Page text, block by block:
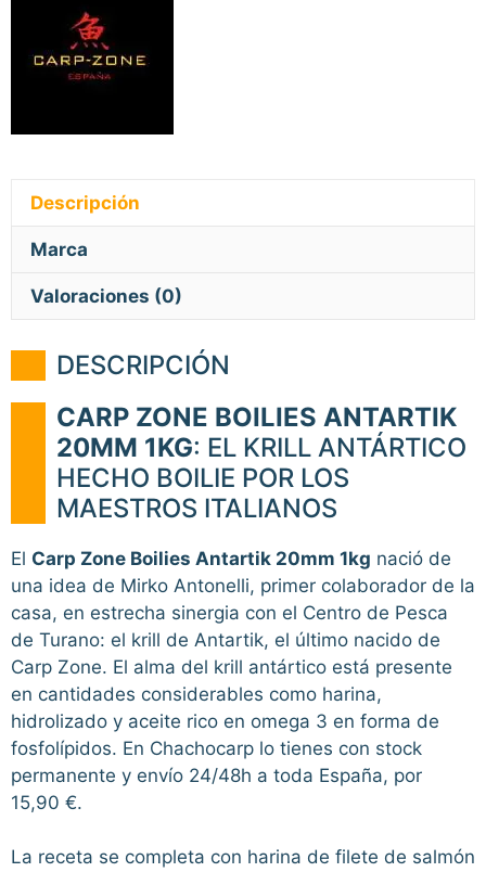
Descripción
Marca
Valoraciones (0)
DESCRIPCIÓN
CARP ZONE BOILIES ANTARTIK
20MM 1KG: EL KRILL ANTÁRTICO
HECHO BOILIE POR LOS
MAESTROS ITALIANOS
El Carp Zone Boilies Antartik 20mm 1kg nació de
una idea de Mirko Antonelli, primer colaborador de la
casa, en estrecha sinergia con el Centro de Pesca
de Turano: el krill de Antartik, el último nacido de
Carp Zone. El alma del krill antártico está presente
en cantidades considerables como harina,
hidrolizado y aceite rico en omega 3 en forma de
fosfolípidos. En Chachocarp lo tienes con stock
permanente y envío 24/48h a toda España, por
15,90 €.
La receta se completa con harina de filete de salmón